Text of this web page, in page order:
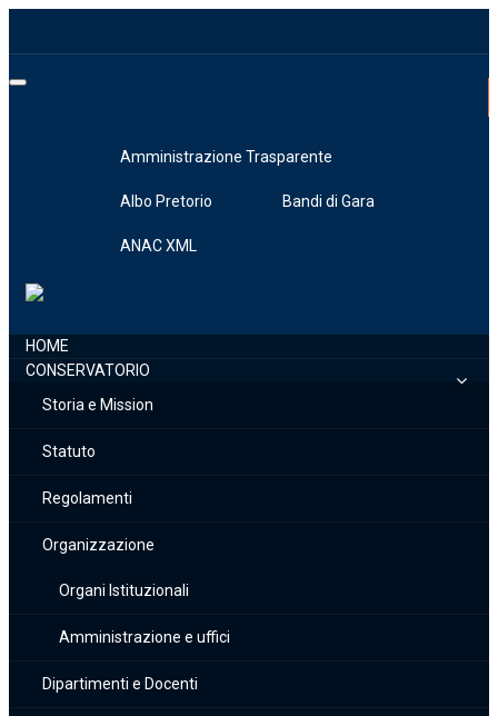
Amministrazione Trasparente
Albo Pretorio Bandi di Gara
ANAC XML
Toggle
HOME
CONSERVATORIO
Storia e Mission
Statuto
Regolamenti
Organizzazione
Organi Istituzionali
Amministrazione e uffici
Dipartimenti e Docenti